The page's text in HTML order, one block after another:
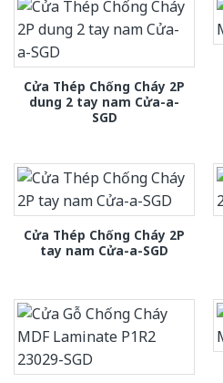
Cửa Thép Chống Cháy 2P
dung 2 tay nam Cửa-a-
SGD
Cửa Thép Chống Cháy 2P
tay nam Cửa-a-SGD